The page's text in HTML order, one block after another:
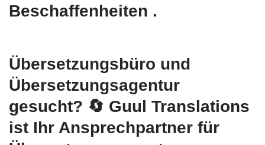
Beschaffenheiten .
Übersetzungsbüro und
Übersetzungsagentur
gesucht? 🔄 Guul Translations
ist Ihr Ansprechpartner für